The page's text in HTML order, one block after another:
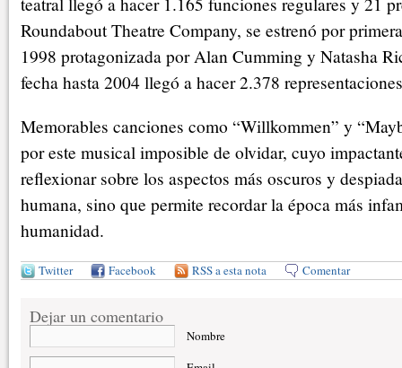
Roundabout Theatre Company, se estrenó por
1998 protagonizada por Alan Cumming y Natasha
fecha hasta 2004 llegó a hacer 2.378
Memorables canciones como “Willkommen” y
por este musical imposible de olvidar, cuyo
reflexionar sobre los aspectos más oscuros y
humana, sino que permite recordar la época más
humanidad.
Twitter Facebook RSS a esta nota Comentar
Dejar un comentario
Nombre